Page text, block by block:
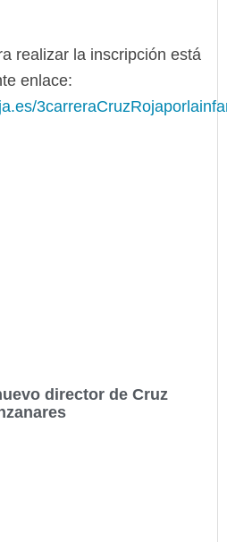
realizar la inscripción está
enlace:
director de Cruz